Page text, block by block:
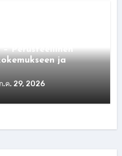
Perusteellinen
ja
ก.ค. 29, 2026